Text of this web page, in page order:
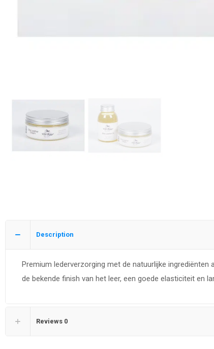
Description
Premium lederverzorging met de natuurlijke
de bekende finish van het leer, een goede elasticiteit en
Reviews 0